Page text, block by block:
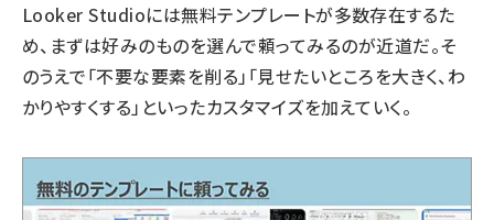
Looker Studioには無料テンプレートが多数存在するた
め、まずは好みのものを選んで頼ってみるのが近道だ。そ
のうえで「不要な要素を削る」「見せたいところを大きく、わ
かりやすくする」といったカスタマイズを加えていく。